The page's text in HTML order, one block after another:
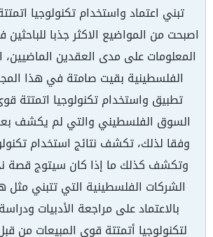
تبني اعتماد واستخدام تكنولوجيا
اصبحت من المواضيع الاكثر جذبا
المعلومات على مدى العقدين الماضيين،
الفلسطينية بقيت صامتة في هذا
تطبيق واستخدام تكنولوجيا اتمتتة
السوق الفلسطيني والتي لم يكشف
وفقا لذلك، تكشف نتائج استخدام
وتكشف كذلك ما إذا كان سيتوج قصة
الشركات الفلسطينية التي تتبني مثل
بالاعتماد على مراجعة الأدبيات
لتكنولوجيا أتمتتة قوى المبيعات من